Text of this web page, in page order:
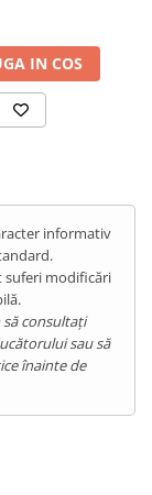
fluid
de chipset-ul
rapidă
capacitate de
pe tot
IN COS
informativ
suferi modificări
consultați
sau să
înainte de